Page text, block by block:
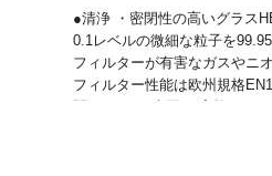
●清浄 ・密閉性の高いグラス
0.1レベルの微細な粒子を
フィルターが有害なガスやニ
フィルター性能は欧州規格